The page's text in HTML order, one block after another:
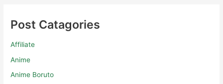
Post Catagories
Affiliate
Anime
Anime Boruto